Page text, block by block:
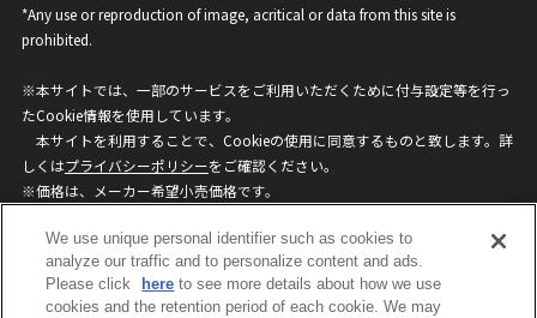
*Any use or reproduction of image, acritical or data from this site is
prohibited.
※本サイトでは、一部のサービスをご利用いただくために付与設定等を行っ
たCookie情報を使用しています。
本サイトを利用することで、Cookieの使用に同意するものと致します。詳
しくはプライバシーポリシーをご確認ください。
※価格は、メーカー希望小売価格です。
ざいますのでご了承ください。
privacypolicy Do Not Sell or Share My
We use unique personal identifier such as cookies to
analyze our traffic and to personalize content and ads.
Please click
here to see more details about how we use
cookies and the retention period of each cookie. We may